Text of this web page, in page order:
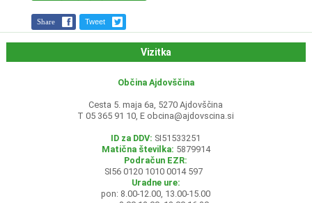
Share Tweet
Vizitka
Občina Ajdovščina
Cesta 5. maja 6a, 5270 Ajdovščina
T 05 365 91 10, E obcina@ajdovscina.si
ID za DDV: SI51533251
Matična številka: 5879914
Podračun EZR:
SI56 0120 1010 0014 597
Uradne ure:
pon: 8.00-12.00, 13.00-15.00